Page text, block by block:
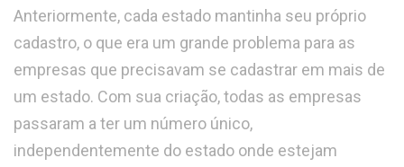
Anteriormente, cada estado mantinha seu próprio
cadastro, o que era um grande problema para as
empresas que precisavam se cadastrar em mais de
um estado. Com sua criação, todas as empresas
passaram a ter um número único,
independentemente do estado onde estejam